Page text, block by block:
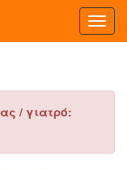
/ γιατρό: